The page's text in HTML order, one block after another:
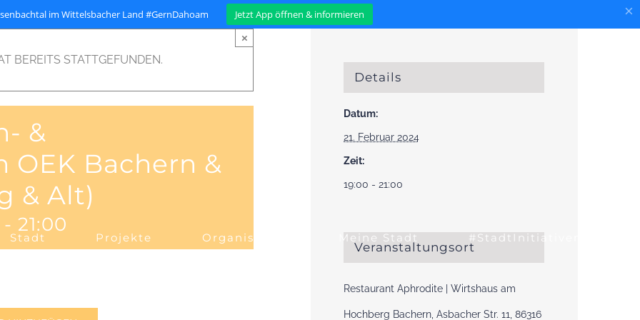
im Wittelsbacher Land #GernDahoam Jetzt App öffnen & informieren ×
Stadt Projekte Organisation Meine Stadt #StadtInitiativen
BEREITS STATTGEFUNDEN.
×
&
Bachern &
& Alt)
- 21:00
Details
Datum:
21. Februar 2024
Zeit:
19:00 - 21:00
Veranstaltungsort
Restaurant Aphrodite | Wirtshaus am
Hochberg Bachern, Asbacher Str. 11, 86316